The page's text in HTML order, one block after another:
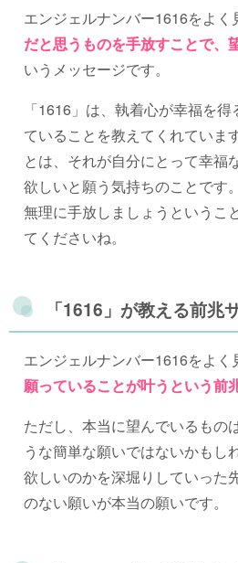
エンジェルナンバー1616をよく
だと思うものを手放すことで、
いうメッセージです。
「1616」は、執着心が幸福を
ていることを教えてくれていま
とは、それが自分にとって幸福
欲しいと願う気持ちのことです
無理に手放しましょうというこ
てくださいね。
「1616」が教える前兆
エンジェルナンバー1616をよく
願っていることが叶うという前
ただし、本当に望んでいるもの
うな簡単な願いではないかもし
欲しいのかを深堀りしていった
のない願いが本当の願いです。